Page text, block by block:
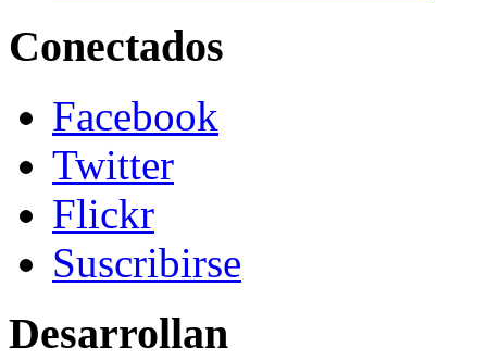
Conectados
Facebook
Twitter
Flickr
Suscribirse
Desarrollan